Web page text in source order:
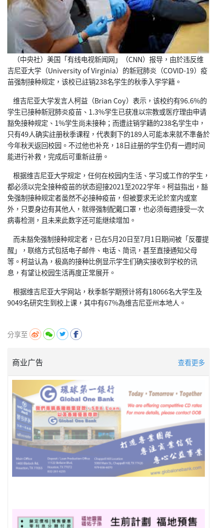
（中央社）美国「有线电视新闻网」（CNN）报导，由於违反维
吉尼亚大学（University of Virginia）的新冠肺炎（COVID-19）疫
苗强制接种规定，该校已註销238名学生的秋季入学学籍。
维吉尼亚大学发言人柯益（Brian Coy）表示，该校约有96.6%的
学生已接种新冠肺炎疫苗、1.3%学生已获准以宗教或医疗理由申请
豁免接种规定、1%学生尚未接种；而遭註销学籍的238名学生中，
只有49人确实註册秋季课程，代表剩下的189人可能本来就不準备於
今年秋天返回校园。不过他也补充，18日註册的学生仍有一週时间
能进行补救，完成后可重新註册。
根据维吉尼亚大学规定，任何在校园内生活、学习或工作的学生，
都必须以完全接种疫苗的状态迎接2021至2022学年。柯益指出，豁
免强制接种规定者虽然不必接种疫苗，但被要求无论於室内或室
外，只要身边有其他人，就得强制配戴口罩，也必须每週接受一次
病毒检测，且未来此数字还可能继续增加。
而未豁免强制接种规定者，已在5月20日至7月1日期间被「反覆提
醒」，联络方式包括电子邮件、电话、简讯，甚至直接通知父母
等。柯益认為，极高的接种比例显示学生们确实接收到学校的讯
息，有望让校园生活再度正常展开。
根据维吉尼亚大学网站，秋季新学期预计将有18066名大学生及
9049名研究生到校上课，其中有67%為维吉尼亚州本地人。
分享至
商业广告 查看更多